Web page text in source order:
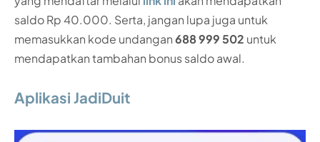
saldo Rp 40.000. Serta, jangan lupa juga untuk
memasukkan kode undangan688 999 502 untuk
mendapatkan tambahan bonus saldo awal.
Aplikasi JadiDuit